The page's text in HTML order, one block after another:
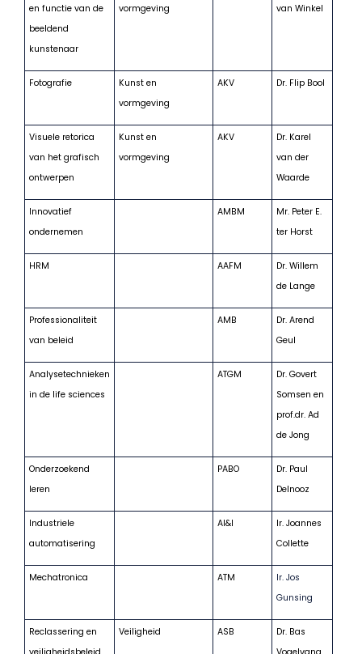
en functie van de
beeldend
kunstenaar
vormgeving
van Winkel
Fotografie
Kunst en
vormgeving
AKV Dr. Flip Bool
Visuele retorica
van het grafisch
ontwerpen
Kunst en
vormgeving
AKV
Dr. Karel
van der
Waarde
Innovatief
ondernemen
AMBM
Mr. Peter E.
ter Horst
HRM AAFM
Dr. Willem
de Lange
Professionaliteit
van beleid
AMB
Dr. Arend
Geul
Analysetechnieken
in de life sciences
ATGM
Dr. Govert
Somsen en
prof.dr. Ad
de Jong
Onderzoekend
leren
PABO
Dr. Paul
Delnooz
Industriele
automatisering
AI&I
Ir. Joannes
Collette
Mechatronica ATM
Ir. Jos
Gunsing
Reclassering en
Veiligheid ASB
Dr. Bas